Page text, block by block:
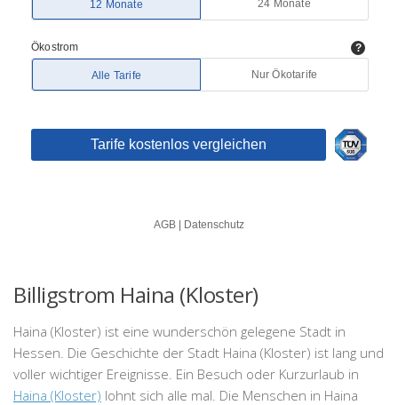
Billigstrom Haina (Kloster)
Haina (Kloster) ist eine wunderschön gelegene Stadt in
Hessen. Die Geschichte der Stadt Haina (Kloster) ist lang und
voller wichtiger Ereignisse. Ein Besuch oder Kurzurlaub in
Haina (Kloster) lohnt sich alle mal. Die Menschen in Haina